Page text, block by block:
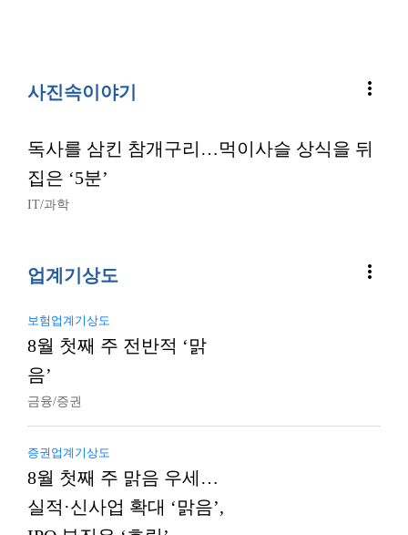
사진속이야기 more_vert
독사를 삼킨 참개구리…먹이사슬 상식을 뒤
집은 ‘5분’
IT/과학
업계기상도 more_vert
보험업계기상도
8월 첫째 주 전반적 ‘맑
음’
금융/증권
증권업계기상도
8월 첫째 주 맑음 우세…
실적·신사업 확대 ‘맑음’,